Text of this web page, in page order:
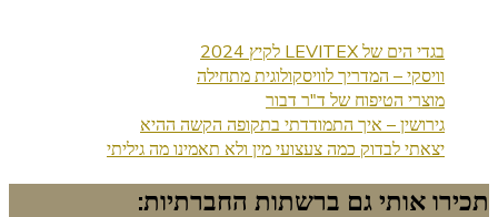
בגדי הים של LEVITEX לקיץ 2024
וויסקי – המדריך לוויסקולוגית מתחילה
מוצרי הטיפוח של ד"ר דבור
גירושין – איך התמודדתי בתקופה הקשה ההיא
יצאתי לבדוק כמה צעצועי מין ולא תאמינו מה גיליתי
תכירו אותי גם ברשתות החברתיות: